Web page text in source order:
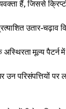
हैं, जिससे
उतार-चढ़ाव
मूल्य पैटर्न
परिसंपत्तियों पर